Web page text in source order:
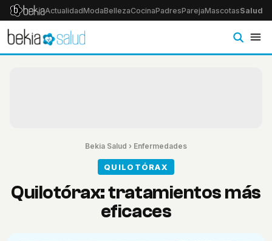
ActualidadModaBellezaCocinaPadresParejaMascotasSalud
Bekia Salud › Enfermedades
QUILOTÓRAX
Quilotórax: tratamientos más
eficaces